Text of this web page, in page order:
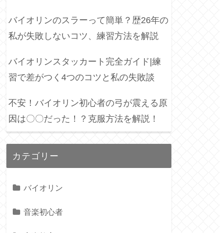
バイオリンのスラーって簡単？歴26年の
私が失敗しないコツ、練習方法を解説
バイオリンスタッカート完全ガイド|練
習で差がつく4つのコツと私の失敗談
不安！バイオリン初心者の弓が震える原
因は〇〇だった！？克服方法を解説！
カテゴリー
バイオリン
音楽初心者